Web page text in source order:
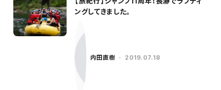
ングしてきました。
内田直樹 2019.07.18